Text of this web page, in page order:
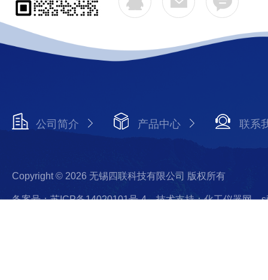
公司简介 产品中心 联系
Copyright © 2026 无锡四联科技有限公司 版权所有
备案号：苏ICP备14020101号-4 技术支持：化工仪器网